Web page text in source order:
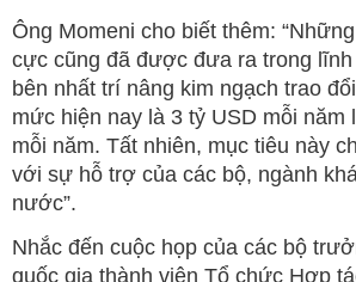
Ông Momeni cho biết thêm:
cực cũng đã được đưa ra trong
bên nhất trí nâng kim ngạch trao
mức hiện nay là 3 tỷ USD mỗi năm
mỗi năm. Tất nhiên, mục tiêu này
với sự hỗ trợ của các bộ, ngành
nước”.
Nhắc đến cuộc họp của các bộ
quốc gia thành viên Tổ chức Hợp